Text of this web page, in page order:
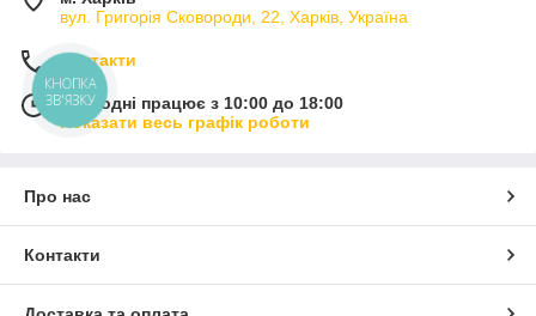
вул. Григорія Сковороди, 22, Харків, Україна
Контакти
Сьогодні працює з 10:00 до 18:00
Показати весь графік роботи
Про нас
Контакти
КНОПКА
ЗВ'ЯЗКУ